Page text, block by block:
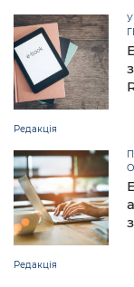
Редакція
Редакція